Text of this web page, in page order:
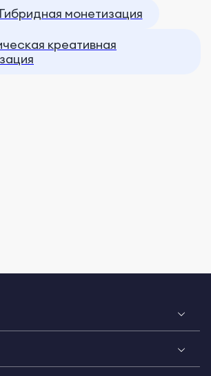
Гибридная монетизация
креативная